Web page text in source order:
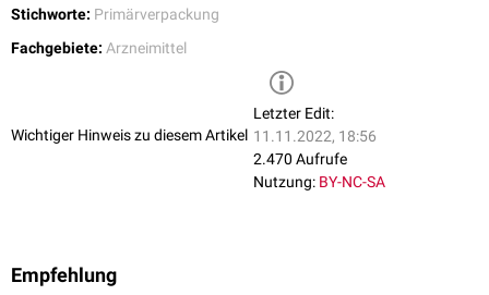
Stichworte: Primärverpackung
Fachgebiete: Arzneimittel
Wichtiger Hinweis zu diesem Artikel
Letzter Edit:
11.11.2022, 18:56
2.470 Aufrufe
Nutzung: BY-NC-SA
Empfehlung